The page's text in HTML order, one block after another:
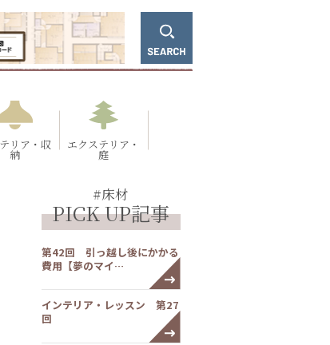
リア・収
納
エクステリア・
庭
#床材
PICK UP記事
第42回 引っ越し後にかかる
費用【夢のマイ…
インテリア・レッスン 第27
回